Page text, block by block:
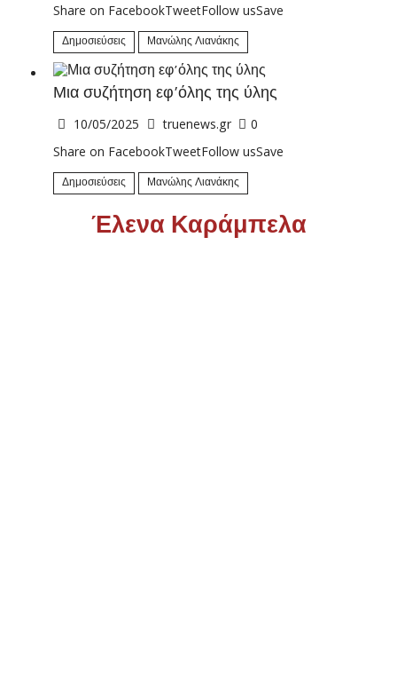
Share on FacebookTweetFollow usSave
Δημοσιεύσεις Μανώλης Λιανάκης
Μια συζήτηση εφ’όλης της ύλης
10/05/2025 truenews.gr
0
Share on FacebookTweetFollow usSave
Δημοσιεύσεις Μανώλης Λιανάκης
Έλενα Καράμπελα